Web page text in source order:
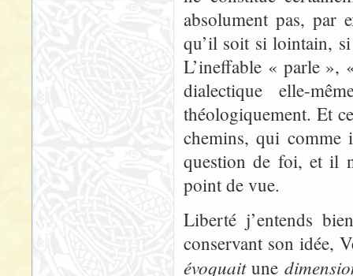
absolument pas, par
qu’il soit si lointain,
L’ineffable « parle
dialectique elle-
théologiquement. Et
chemins, qui
question de foi, et il
point de vue.
Liberté j’entends
conservant son idée,
évoquaitune